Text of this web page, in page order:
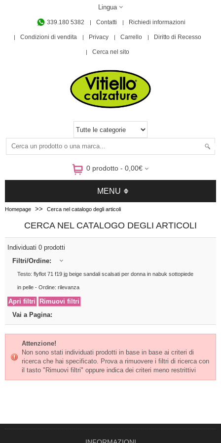
Lingua
339.180 5382 Contatti Richiedi informazioni
Condizioni di vendita Privacy Carrello Diritto di Recesso
Cerca nel sito
0 prodotto - 0,00€
MENU
Homepage >> Cerca nel catalogo degli articoli
CERCA NEL CATALOGO DEGLI ARTICOLI
Individuati 0 prodotti
Filtri/Ordine:
Testo: flyflot 71 f19 jg beige sandali scalsati per donna in nabuk sottopiede
in pelle - Ordine: rilevanza
Vai a Pagina:
Attenzione!
Non sono stati individuati prodotti in base in base ai criteri di
ricerca che hai specificato. Prova a rimuovere i filtri di ricerca con
il tasto "Rimuovi filtri" oppure indica dei criteri meno restrittivi